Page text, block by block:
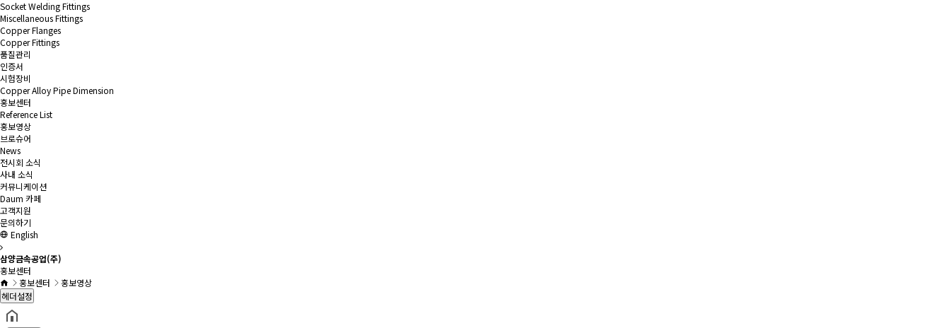
Socket Welding Fittings
Miscellaneous Fittings
Copper Flanges
Copper Fittings
품질관리
인증서
시험장비
Copper Alloy Pipe Dimension
홍보센터
Reference List
홍보영상
브로슈어
News
전시회 소식
사내 소식
커뮤니케이션
Daum 카페
고객지원
문의하기
English
삼양금속공업(주)
홍보센터
홍보센터
홍보영상
헤더설정